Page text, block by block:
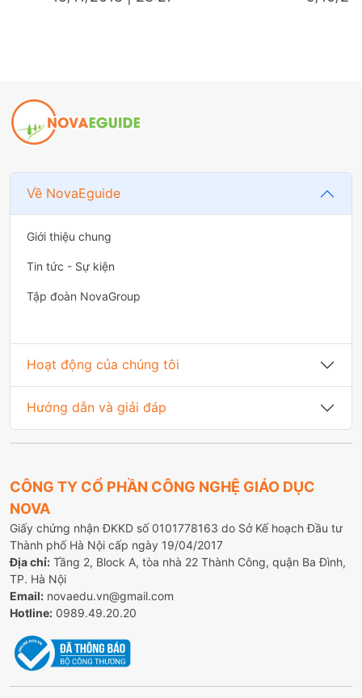
Về NovaEguide
Giới thiệu chung
Tin tức - Sự kiện
Tập đoàn NovaGroup
Hoạt động của chúng tôi
Hướng dẫn và giải đáp
CÔNG TY CỔ PHẦN CÔNG NGHỆ GIÁO DỤC
NOVA
Giấy chứng nhận ĐKKD số 0101778163 do Sở Kế hoạch Đầu tư
Thành phố Hà Nội cấp ngày 19/04/2017
Địa chỉ: Tầng 2, Block A, tòa nhà 22 Thành Công, quận Ba Đình,
TP. Hà Nội
Email: novaedu.vn@gmail.com
Hotline: 0989.49.20.20